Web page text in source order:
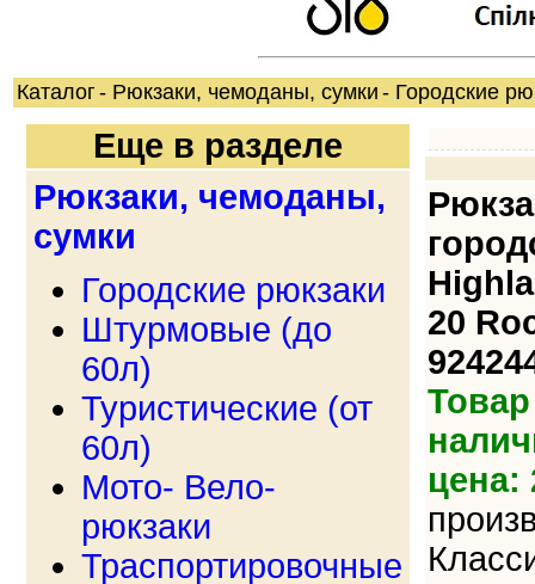
Каталог - Рюкзаки, чемоданы, сумки - Городские
Еще в разделе
Рюкзаки, чемоданы,
сумки
Городские рюкзаки
Штурмовые (до
60л)
Туристические (от
60л)
Мото- Вело-
рюкзаки
Траспортировочные
20
цена: